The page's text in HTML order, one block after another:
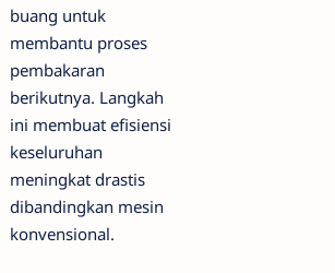
buang untuk
membantu proses
pembakaran
berikutnya. Langkah
ini membuat efisiensi
keseluruhan
meningkat drastis
dibandingkan mesin
konvensional.